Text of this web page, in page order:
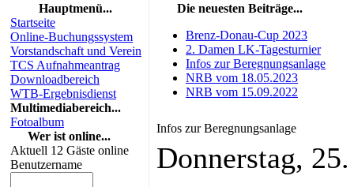
Hauptmenü...
Startseite
Online-Buchungssystem
Vorstandschaft und Verein
TCS Aufnahmeantrag
Downloadbereich
WTB-Ergebnisdienst
Multimediabereich...
Fotoalbum
Wer ist online...
Aktuell 12 Gäste online
Benutzername
Die neuesten Beiträge...
Brenz-Donau-Cup 2023
2. Damen LK-Tagesturnier
Infos zur Beregnungsanlage
NRB vom 18.05.2023
NRB vom 15.09.2022
Infos zur Beregnungsanlage
Donnerstag,